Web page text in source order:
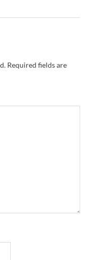
Required fields are